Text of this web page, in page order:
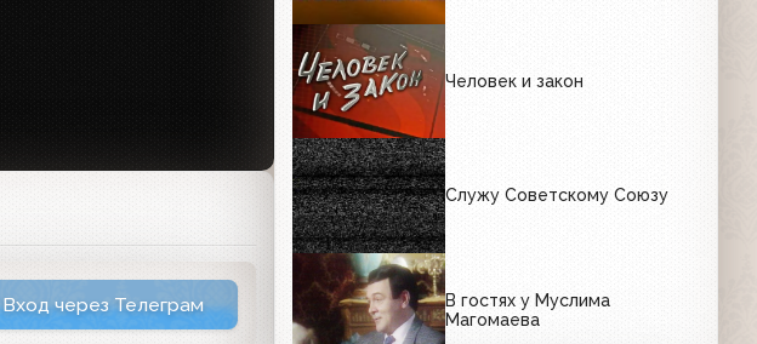
Вход через Телеграм
Человек и закон
Служу Советскому Союзу
В гостях у Муслима
Магомаева